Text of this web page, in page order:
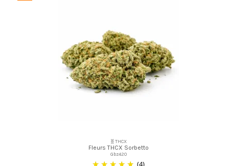
🧬THCX
Fleurs THCX Sorbetto
Gbz420
(4)